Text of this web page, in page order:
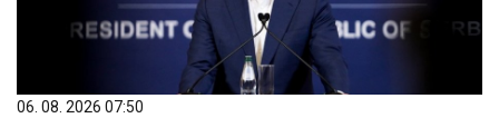
06. 08. 2026 07:50